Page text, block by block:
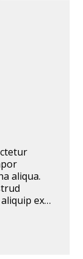
aliqua.
ex
cillum
sint